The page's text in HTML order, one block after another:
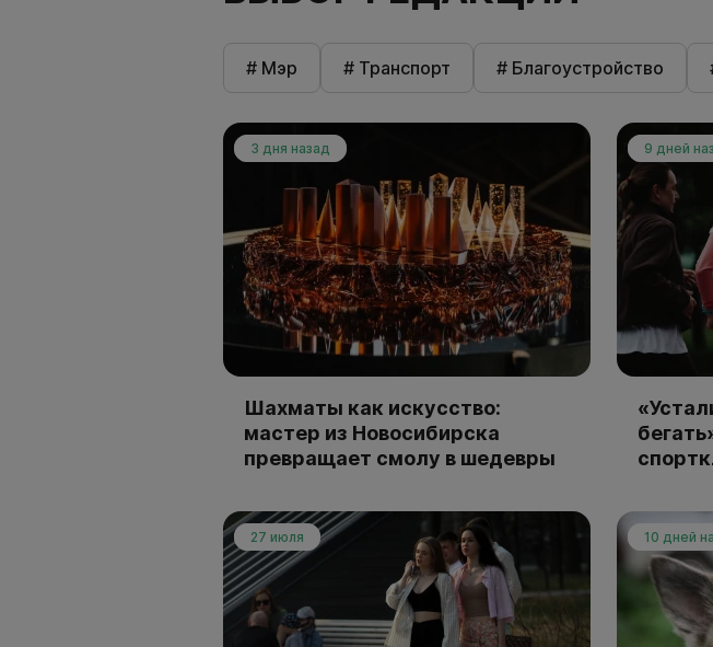
# Мэр # Транспорт # Благоустройство
3 дня назад
Шахматы как искусство:
мастер из Новосибирска
превращает смолу в шедевры
9 дней
27 июля 10 дней